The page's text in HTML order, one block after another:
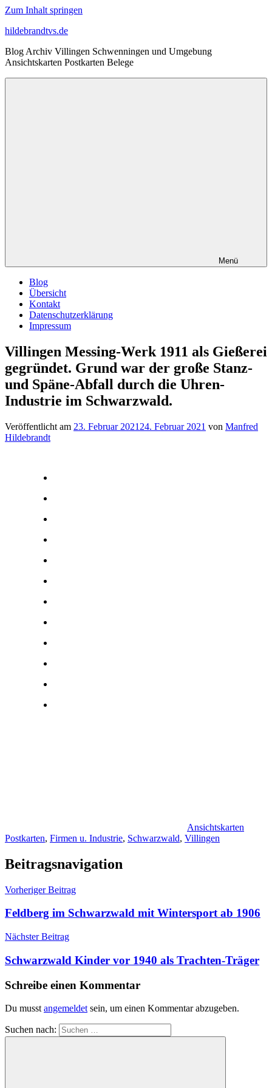
Zum Inhalt springen
hildebrandtvs.de
Blog Archiv Villingen Schwenningen und Umgebung
Ansichtskarten Postkarten Belege
Menü
Blog
Übersicht
Kontakt
Datenschutzerklärung
Impressum
Villingen Messing-Werk 1911 als Gießerei
gegründet. Grund war der große Stanz-
und Späne-Abfall durch die Uhren-
Industrie im Schwarzwald.
Veröffentlicht am 23. Februar 2021 24. Februar 2021 von Manfred
Hildebrandt
Ansichtskarten
Postkarten, Firmen u. Industrie, Schwarzwald, Villingen
Beitragsnavigation
Vorheriger Beitrag
Feldberg im Schwarzwald mit Wintersport ab 1906
Nächster Beitrag
Schwarzwald Kinder vor 1940 als Trachten-Träger
Schreibe einen Kommentar
Du musst angemeldet sein, um einen Kommentar abzugeben.
Suchen nach: